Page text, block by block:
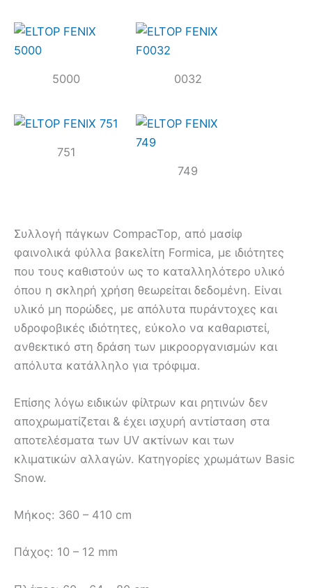
5000 0032
751
749
Συλλογή πάγκων CompacTop, από μασίφ
φαινολικά φύλλα βακελίτη Formica, με ιδιότητες
που τους καθιστούν ως το καταλληλότερο υλικό
όπου η σκληρή χρήση θεωρείται δεδομένη. Είναι
υλικό μη πορώδες, με απόλυτα πυράντοχες και
υδροφοβικές ιδιότητες, εύκολο να καθαριστεί,
ανθεκτικό στη δράση των μικροοργανισμών και
απόλυτα κατάλληλο για τρόφιμα.
Επίσης λόγω ειδικών φίλτρων και ρητινών δεν
αποχρωματίζεται & έχει ισχυρή αντίσταση στα
αποτελέσματα των UV ακτίνων και των
κλιματικών αλλαγών. Κατηγορίες χρωμάτων Basic
Snow.
Mήκος: 360 – 410 cm
Πάχος: 10 – 12 mm